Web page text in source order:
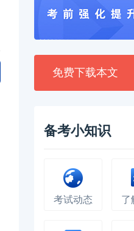
免费下载本文
备考小知识
考试动态 了